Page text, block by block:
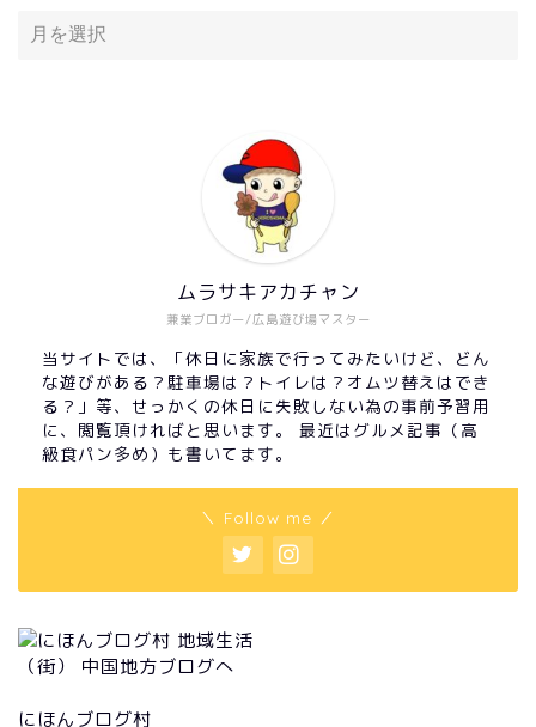
兼業ブロガー/広島遊び場マスター
ムラサキアカチャン
当サイトでは、「休日に家族で行ってみたいけど、どん
な遊びがある？駐車場は？トイレは？オムツ替えはでき
る？」等、せっかくの休日に失敗しない為の事前予習用
に、閲覧頂ければと思います。 最近はグルメ記事（高
級食パン多め）も書いてます。
＼ Follow me ／
にほんブログ村